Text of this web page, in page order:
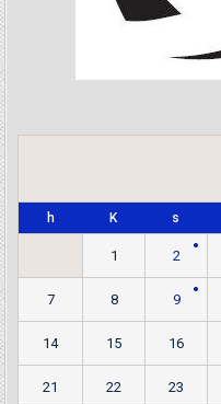
h K s
1 2
7 8 9
14 15 16
21 22 23